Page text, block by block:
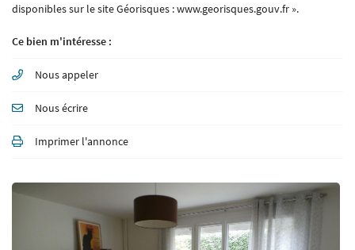
disponibles sur le site Géorisques : www.georisques.gouv.fr ».
Ce bien m'intéresse :
Nous appeler
Nous écrire
Imprimer l'annonce